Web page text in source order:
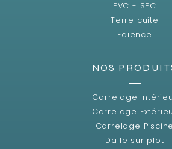
PVC - SPC
Terre cuite
Faïence
NOS
Carrelage
Carrelage
Carrelage Piscine
Dalle sur plot